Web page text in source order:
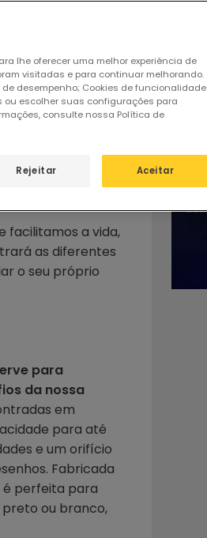
ou papel, um
facilitamos a vida,
as diferentes
o seu próprio
para
da nossa
em
para até
e um orifício
Fabricada
é perfeita para
ou branco,
lhe oferecer uma melhor experiência de
visitadas e para continuar melhorando.
desempenho; Cookies de funcionalidade
ou escolher suas configurações para
consulte nossa Política de
Rejeitar Aceitar